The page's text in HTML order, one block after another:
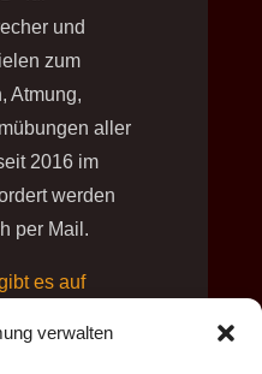
verwalten
und
zum
Atmung,
aller
2016 im
werden
per Mail.
es auf